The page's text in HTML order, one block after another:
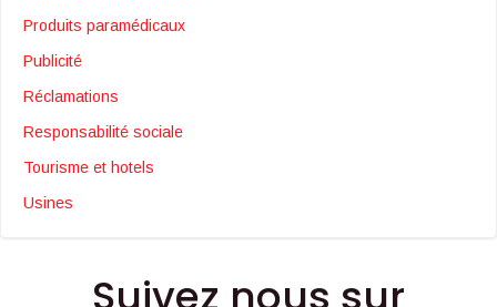
Produits paramédicaux
Publicité
Réclamations
Responsabilité sociale
Tourisme et hotels
Usines